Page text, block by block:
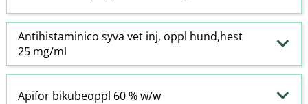
Antihistaminico syva vet inj, oppl hund,hest
25 mg/ml
Apifor bikubeoppl 60 % w​/​w